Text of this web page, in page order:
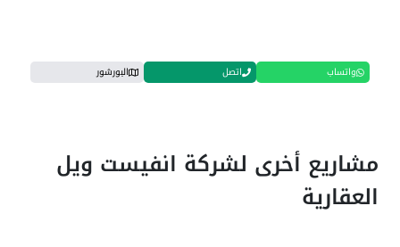
واتساب اتصل البورشور
مشاريع أخرى لشركة انفيست ويل
العقارية